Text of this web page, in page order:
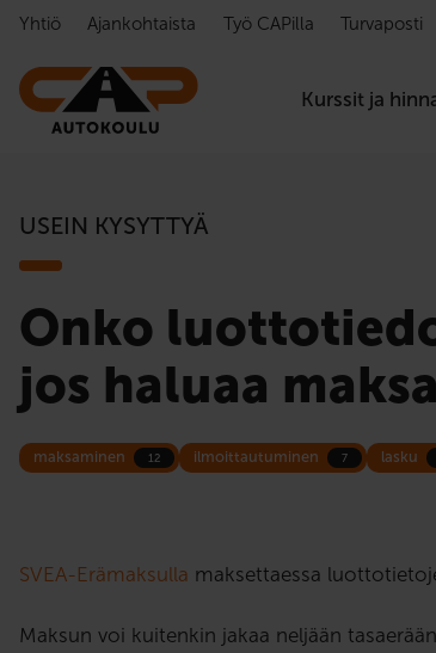
Hyppää sisältöön
Kurssit ja
Yhtiö Ajankohtaista Työ CAPilla Turvaposti
USEIN KYSYTTYÄ
Onko
jos haluaa
maksaminen 12 ilmoittautuminen 7 lasku
SVEA-Erämaksulla maksettaessa
Maksun voi kuitenkin jakaa neljään tasaerään